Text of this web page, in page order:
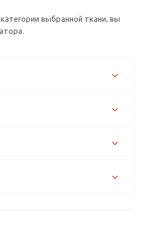
выбранной ткани, вы